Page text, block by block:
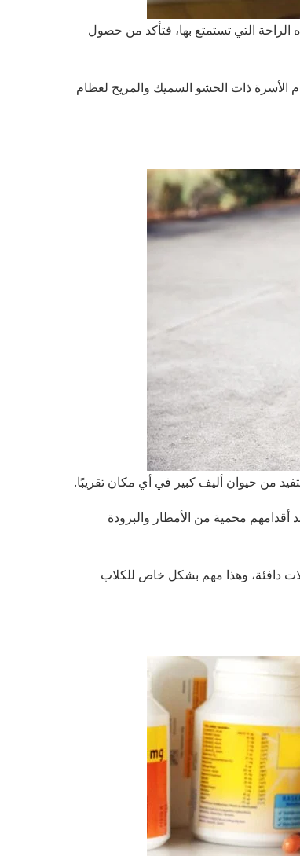
التي تستمتع بها، فتأكد من حصول
الأسرة ذات الحشو السميك والمريح لعظام
من حيوان أليف كبير في أي مكان تقريبًا.
محمية من الأمطار والبرودة
دافئة، وهذا مهم بشكل خاص للكلاب